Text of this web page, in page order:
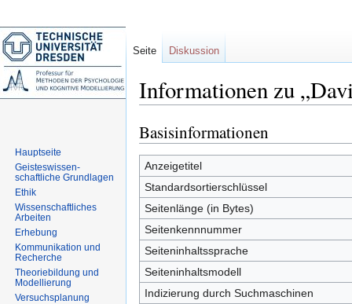
Informationen zu
Zur
Navigation
springen
Zur
Suche
springen
Basisinformationen
Anzeigetitel
Standardsortierschlüssel
Seitenlänge (in Bytes)
Seitenkennnummer
Seiteninhaltssprache
Seiteninhaltsmodell
Indizierung durch Suchmaschinen
Seite Diskussion
Hauptseite
Geisteswissen-
schaftliche Grundlagen
Ethik
Wissenschaftliches
Arbeiten
Erhebung
Kommunikation und
Recherche
Theoriebildung und
Modellierung
Versuchsplanung